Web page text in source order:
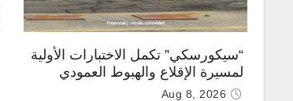
“سيكورسكي” تكمل الاختبارات الأولية
لمسيرة الإقلاع والهبوط العمودي
“نوماد 100”Aug 8, 2026